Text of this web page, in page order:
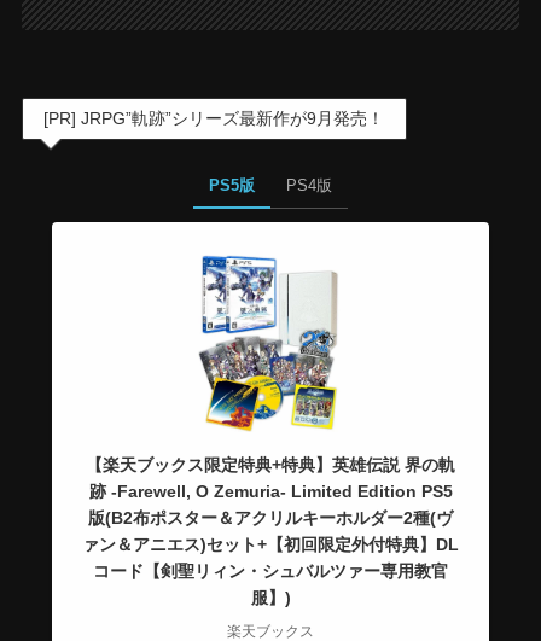
[PR] JRPG”軌跡”シリーズ最新作が9月発売！
PS5版 PS4版
【楽天ブックス限定特典+特典】英雄伝説 界の軌
跡 -Farewell, O Zemuria- Limited Edition PS5
版(B2布ポスター＆アクリルキーホルダー2種(ヴ
ァン＆アニエス)セット+【初回限定外付特典】DL
コード【剣聖リィン・シュバルツァー専用教官
服】)
楽天ブックス